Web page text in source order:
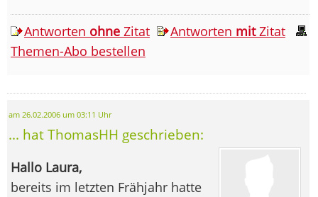
Antworten ohne Zitat Antworten mitZitat
Themen-Abo bestellen
am 26.02.2006 um 03:11 Uhr
... hat ThomasHH geschrieben:
Hallo Laura,
bereits im letzten Frähjahr hatte